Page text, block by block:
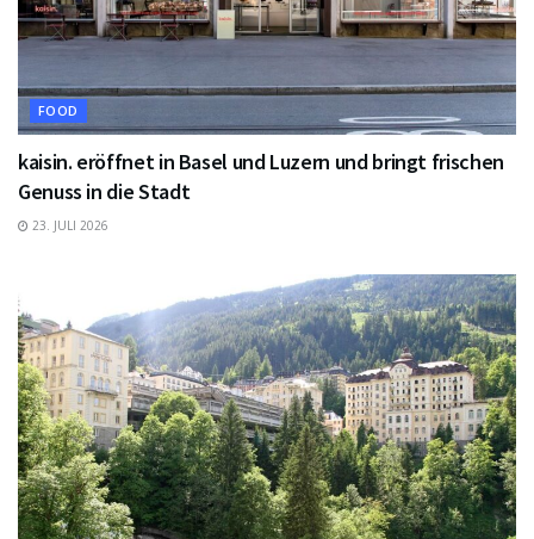
FOOD
kaisin. eröffnet in Basel und Luzern und bringt frischen
Genuss in die Stadt
23. JULI 2026